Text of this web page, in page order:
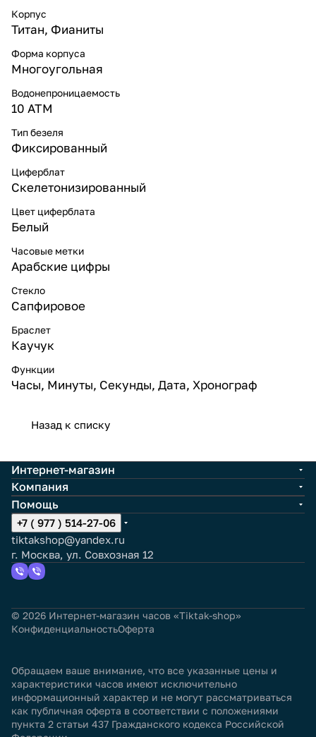
Корпус
Титан, Фианиты
Форма корпуса
Многоугольная
Водонепроницаемость
10 ATM
Тип безеля
Фиксированный
Циферблат
Скелетонизированный
Цвет циферблата
Белый
Часовые метки
Арабские цифры
Стекло
Сапфировое
Браслет
Каучук
Функции
Часы, Минуты, Секунды, Дата, Хронограф
Назад к списку
Интернет-магазин
Компания
Помощь
+7 ( 977 ) 514-27-06
tiktakshop@yandex.ru
г. Москва, ул. Совхозная 12
© 2026 Интернет-магазин часов «Tiktak-shop»
КонфиденциальностьОферта
Обращаем ваше внимание, что все указанные цены и
характеристики часов имеют исключительно
информационный характер и не могут рассматриваться
как публичная оферта в соответствии с положениями
пункта 2 статьи 437 Гражданского кодекса Российской